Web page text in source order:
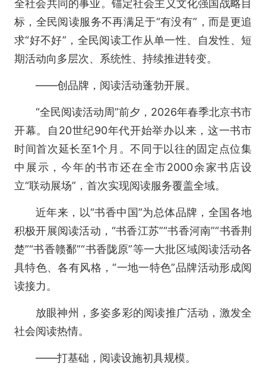
全社会共同的事业。锚定社会主义文化强国战略目
标，全民阅读服务不再满足于“有没有”，而是更追
求“好不好”，全民阅读工作从单一性、自发性、短
期活动向多层次、系统性、持续推进转变。
——创品牌，阅读活动蓬勃开展。
“全民阅读活动周”前夕，2026年春季北京书市
开幕。自20世纪90年代开始举办以来，这一书市
时间首次延长至1个月。不同于以往的固定点位集
中展示，今年的书市还在全市2000余家书店设
立“联动展场”，首次实现阅读服务覆盖全域。
近年来，以“书香中国”为总体品牌，全国各地
积极开展阅读活动，“书香江苏”“书香河南”“书香荆
楚”“书香赣鄱”“书香陇原”等一大批区域阅读活动各
具特色、各有风格，“一地一特色”品牌活动形成阅
读接力。
放眼神州，多姿多彩的阅读推广活动，激发全
社会阅读热情。
——打基础，阅读设施初具规模。